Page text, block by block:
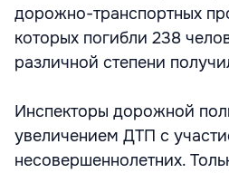
дорожно-транспортных
которых погибли 238
различной степени
Инспекторы дорожной
увеличением ДТП с
несовершеннолетних.